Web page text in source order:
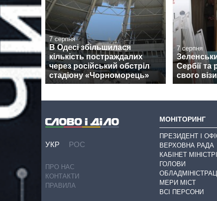
7 серпня
В Одесі збільшилася
кількість постраждалих
через російський обстріл
стадіону «Чорноморець»
7 серпня
Сербії та
свого
УКР РОС
ПРО НАС
КОНТАКТИ
ПРАВИЛА
МОНІТОРИНГ
ПРЕЗИДЕНТ І
ВЕРХОВНА РАДА
КАБІНЕТ
ГОЛОВИ
МЕРИ МІСТ
ВСІ ПЕРСОНИ